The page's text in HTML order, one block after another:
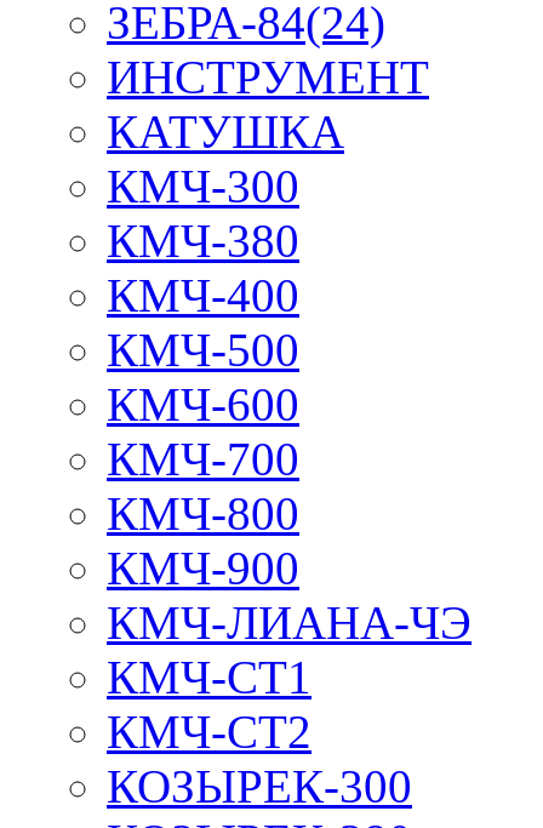
ЗЕБРА-84(24)
ИНСТРУМЕНТ
КАТУШКА
КМЧ-300
КМЧ-380
КМЧ-400
КМЧ-500
КМЧ-600
КМЧ-700
КМЧ-800
КМЧ-900
КМЧ-ЛИАНА-ЧЭ
КМЧ-СТ1
КМЧ-СТ2
КОЗЫРЕК-300